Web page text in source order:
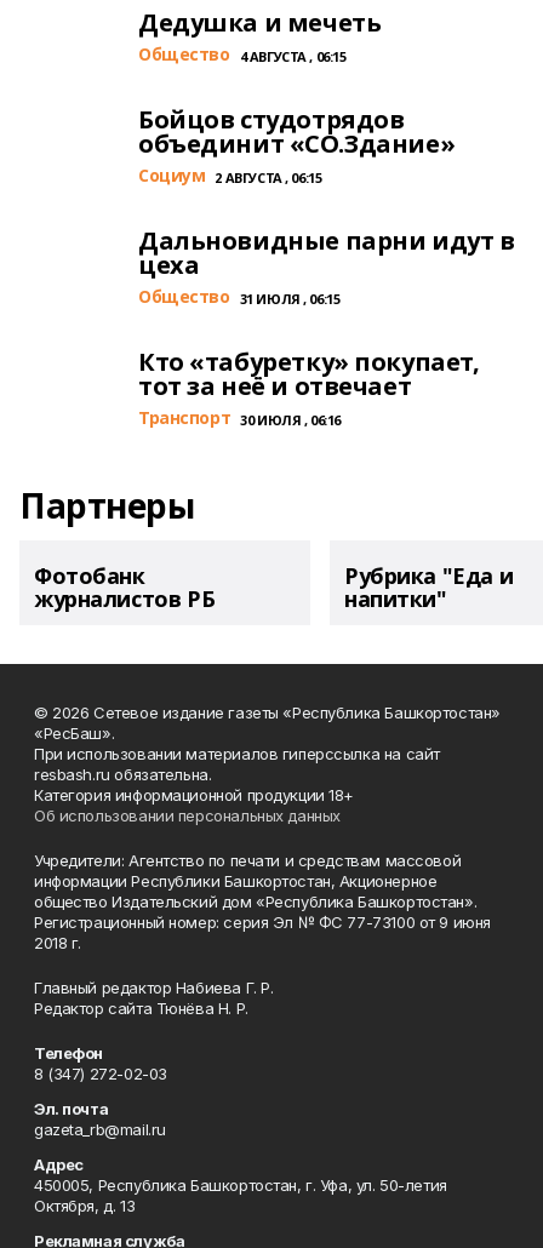
Дедушка и мечеть
Общество 4 АВГУСТА , 06:15
Бойцов студотрядов
объединит «СО.Здание»
Cоциум 2 АВГУСТА , 06:15
Дальновидные парни идут в
цеха
Общество 31 ИЮЛЯ , 06:15
Кто «табуретку» покупает,
тот за неё и отвечает
Транспорт 30 ИЮЛЯ , 06:16
Партнеры
Фотобанк
журналистов РБ
Рубрика "Еда и
напитки"
© 2026 Сетевое издание газеты «Республика Башкортостан»
«РесБаш».
При использовании материалов гиперссылка на сайт
resbash.ru обязательна.
Категория информационной продукции 18+
Об использовании персональных данных
Учредители: Агентство по печати и средствам массовой
информации Республики Башкортостан, Акционерное
общество Издательский дом «Республика Башкортостан».
Регистрационный номер: серия Эл № ФС 77-73100 от 9 июня
2018 г.
Главный редактор Набиева Г. Р.
Редактор сайта Тюнёва Н. Р.
Телефон
8 (347) 272-02-03
Эл. почта
gazeta_rb@mail.ru
Адрес
450005, Республика Башкортостан, г. Уфа, ул. 50-летия
Октября, д. 13
Рекламная служба